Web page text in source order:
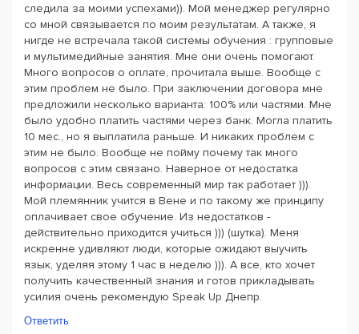
следила за моими успехами)). Мой менеджер регулярно
со мной связывается по моим результатам. А также, я
нигде не встречала такой системы обучения : групповые
и мультимедийные занятия. Мне они очень помогают.
Много вопросов о оплате, прочитала выше. Вообще с
этим проблем не было. При заключении договора мне
предложили несколько варианта: 100% или частями. Мне
было удобно платить частями через банк. Могла платить
10 мес., но я выплатила раньше. И никаких проблем с
этим не было. Вообще не пойму почему так много
вопросов с этим связано. Наверное от недостатка
информации. Весь современный мир так работает ))).
Мой племянник учится в Вене и по такому же принципу
оплачивает свое обучение. Из недостатков -
действительно приходится учиться ))) (шутка). Меня
искренне удивляют люди, которые ожидают выучить
язык, уделяя этому 1 час в неделю ))). А все, кто хочет
получить качественный знания и готов прикладывать
усилия очень рекомендую Speak Up Днепр.
Ответить